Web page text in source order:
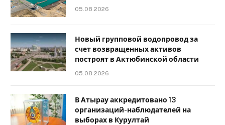
05.08.2026
Новый групповой водопровод за
счет возвращенных активов
построят в Актюбинской области
05.08.2026
В Атырау аккредитовано 13
организаций-наблюдателей на
выборах в Курултай